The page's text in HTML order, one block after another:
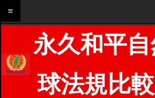
永久和平
球法規比